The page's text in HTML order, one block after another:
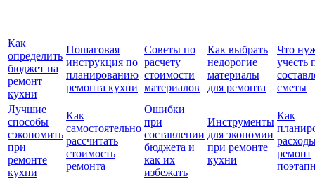
Как
определить
бюджет на
ремонт
кухни
Пошаговая
инструкция по
планированию
ремонта кухни
Советы по
расчету
стоимости
материалов
Как выбрать
недорогие
материалы
для ремонта
Что
учесть
сметы
Лучшие
способы
сэкономить
при
ремонте
кухни
Как
самостоятельно
рассчитать
стоимость
ремонта
Ошибки
при
составлении
бюджета и
как их
избежать
Инструменты
для экономии
при ремонте
кухни
Как
ремонт